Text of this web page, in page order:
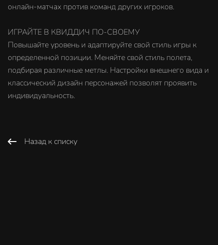
онлайн-матчах против команд других игроков.
ИГРАЙТЕ В КВИДДИЧ ПО-СВОЕМУ
Повышайте уровень и адаптируйте свой стиль игры к
определенной позиции. Меняйте свой стиль полета,
подбирая различные метлы. Настройки внешнего вида и
классический дизайн персонажей позволят проявить
индивидуальность.
Назад к списку